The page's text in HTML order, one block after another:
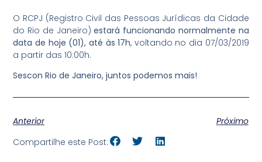
O RCPJ (Registro Civil das Pessoas Jurídicas da Cidade
do Rio de Janeiro)estará funcionando normalmente na
data de hoje (01), até às 17h, voltando no dia 07/03/2019
a partir das 10:00h.
Sescon Rio de Janeiro, juntos podemos mais!
Anterior
Próximo
Compartilhe este Post: